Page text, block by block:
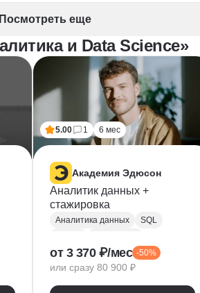
Посмотреть еще
и Data Science»
5.00 1 6 мес
Академия Эдюсон
Аналитик данных +
стажировка
Аналитика данных
SQL
Алгоритмы и структуры данных
Power BI
Tableau
Microsoft Excel
от 3 370 ₽/мес -50%
или сразу 80 900 ₽